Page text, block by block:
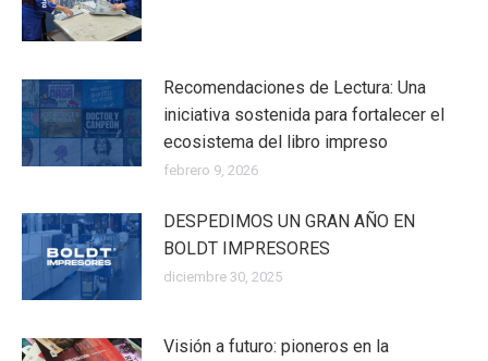
Recomendaciones de Lectura: Una
iniciativa sostenida para fortalecer el
ecosistema del libro impreso
febrero 9, 2026
DESPEDIMOS UN GRAN AÑO EN
BOLDT IMPRESORES
diciembre 30, 2025
Visión a futuro: pioneros en la